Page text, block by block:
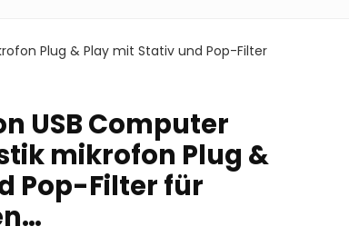
Plug & Play mit Stativ und Pop-Filter
USB Computer
mikrofon Plug &
Pop-Filter für